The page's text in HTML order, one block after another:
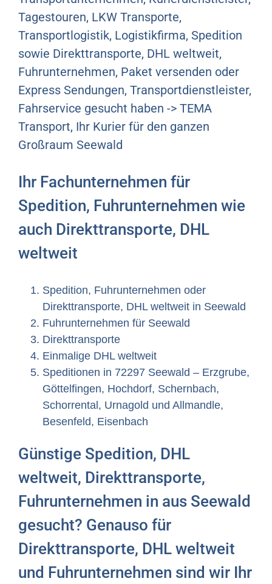
Tagestouren, LKW Transporte,
Transportlogistik, Logistikfirma, Spedition
sowie Direkttransporte, DHL weltweit,
Fuhrunternehmen, Paket versenden oder
Express Sendungen, Transportdienstleister,
Fahrservice gesucht haben -> TEMA
Transport, Ihr Kurier für den ganzen
Großraum Seewald
Ihr Fachunternehmen für
Spedition, Fuhrunternehmen wie
auch Direkttransporte, DHL
weltweit
Spedition, Fuhrunternehmen oder
Direkttransporte, DHL weltweit in Seewald
Fuhrunternehmen für Seewald
Direkttransporte
Einmalige DHL weltweit
Speditionen in 72297 Seewald – Erzgrube,
Göttelfingen, Hochdorf, Schernbach,
Schorrental, Urnagold und Allmandle,
Besenfeld, Eisenbach
Günstige Spedition, DHL
weltweit, Direkttransporte,
Fuhrunternehmen in aus Seewald
gesucht? Genauso für
Direkttransporte, DHL weltweit
und Fuhrunternehmen sind wir Ihr